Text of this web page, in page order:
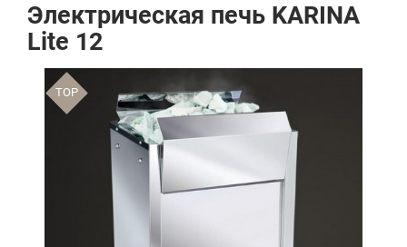
Электрическая печь KARINA
Lite 12
TOP